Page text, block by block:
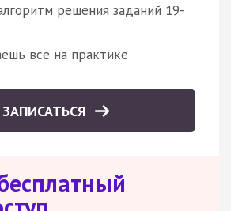
решения заданий 19-
все на практике
ЗАПИСАТЬСЯ